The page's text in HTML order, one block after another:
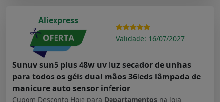
Aliexpress
Validade: 16/07/2027
Sunuv sun5 plus 48w uv luz secador de unhas
para todos os géis dual mãos 36leds lâmpada de
manicure auto sensor inferior
Cupom Desconto Hoje para Departamentos na loja